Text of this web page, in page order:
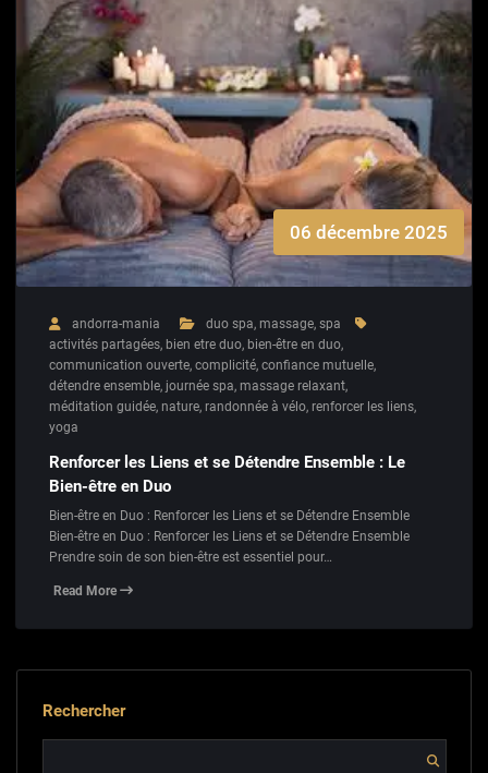
06 décembre 2025
andorra-mania duo spa, massage, spa
activités partagées, bien etre duo, bien-être en duo,
communication ouverte, complicité, confiance mutuelle,
détendre ensemble, journée spa, massage relaxant,
méditation guidée, nature, randonnée à vélo, renforcer les liens,
yoga
Renforcer les Liens et se Détendre Ensemble : Le
Bien-être en Duo
Bien-être en Duo : Renforcer les Liens et se Détendre Ensemble
Bien-être en Duo : Renforcer les Liens et se Détendre Ensemble
Prendre soin de son bien-être est essentiel pour…
Read More
Rechercher